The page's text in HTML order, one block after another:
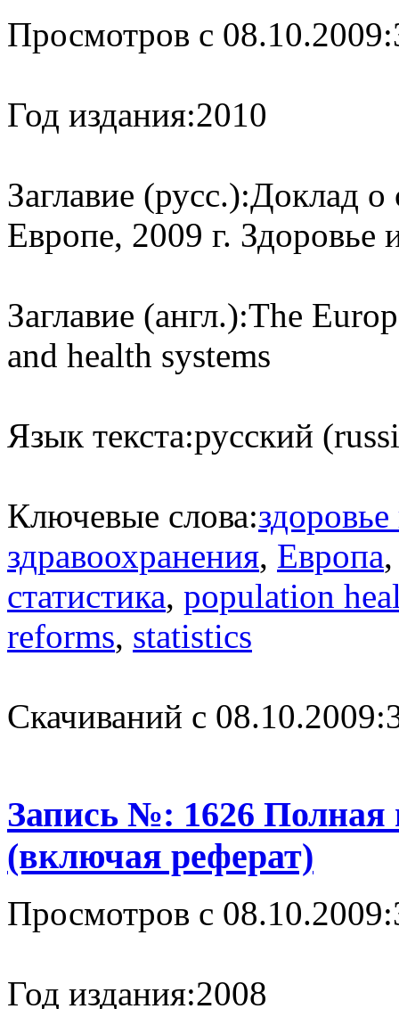
Просмотров с 08.10.2009:
Год издания:2010
Заглавие (русс.):Доклад о
Европе, 2009 г. Здоровье
Заглавие (англ.):The
and health systems
Язык текста:русский
Ключевые слова:
здравоохранения, Европа
статистика, population
reforms, statistics
Cкачиваний с 08.10.2009:
Запись №: 1626 Полная
(включая реферат)
Просмотров с 08.10.2009:
Год издания:2008